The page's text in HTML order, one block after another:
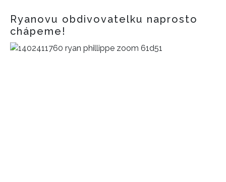
Ryanovu obdivovatelku naprosto
chápeme!